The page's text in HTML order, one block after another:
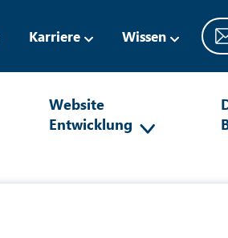
Karriere Wissen
Website
Entwicklung